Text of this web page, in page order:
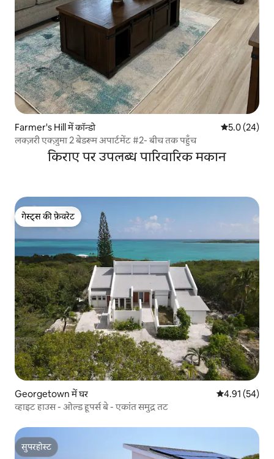
Farmer's Hill में कॉन्डो औसत रेटिंग 5
5.0 (24)
लक्ज़री एक्ज़ुमा 2 बेडरूम अपार्टमेंट #2- बीच तक पहुँच
किराए पर उपलब्ध पारिवारिक मकान
गेस्ट्स की फ़ेवरेट
गेस्ट्स की फ़ेवरेट
Georgetown में घर औसत रेटिंग 5 में
4.91 (54)
व्हाइट हाउस - ओल्ड हूपर्स बे - एकांत समुद्र तट
सुपरहोस्ट
सुपरहोस्ट